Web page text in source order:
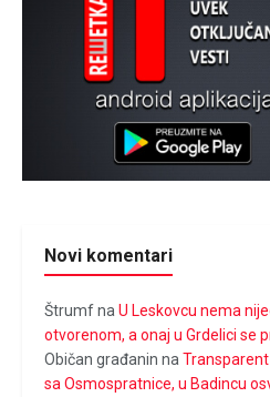
Novi komentari
Štrumfna U Leskovcu nema
otvorenom, a onaj u Grdelici se
Običan građanin na Transparent
sa Osmospratnice, u Badincu